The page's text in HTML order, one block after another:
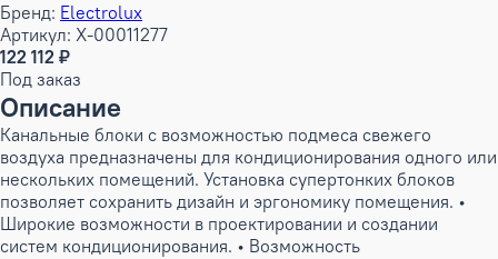
Бренд: Electrolux
Артикул: X-00011277
122 112 ₽
Под заказ
Описание
Канальные блоки с возможностью подмеса свежего
воздуха предназначены для кондиционирования одного или
нескольких помещений. Установка супертонких блоков
позволяет сохранить дизайн и эргономику помещения. •
Широкие возможности в проектировании и создании
систем кондиционирования. • Возможность